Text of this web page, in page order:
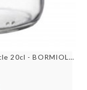
Bocal Hermétique avec couvercle 20cl - BORMIOLI ROCCO